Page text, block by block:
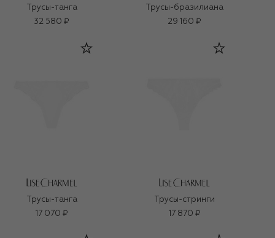
Трусы-танга
32 580 ₽
Трусы-бразилиана
29 160 ₽
Трусы-танга
17 070 ₽
Трусы-стринги
17 870 ₽